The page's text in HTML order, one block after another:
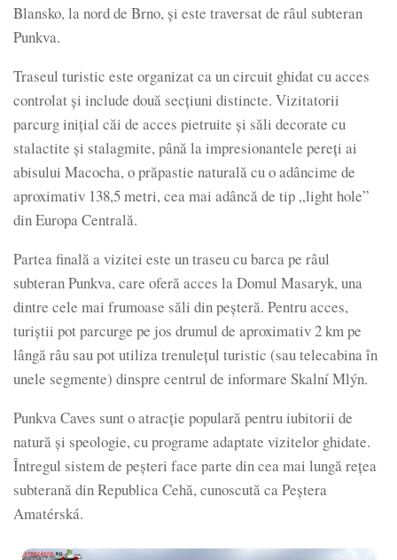
Blansko, la nord de Brno, şi este traversat de râul subteran
Punkva.
Traseul turistic este organizat ca un circuit ghidat cu acces
controlat şi include două secţiuni distincte. Vizitatorii
parcurg iniţial căi de acces pietruite şi săli decorate cu
stalactite şi stalagmite, până la impresionantele pereţi ai
abisului Macocha, o prăpastie naturală cu o adâncime de
aproximativ 138,5 metri, cea mai adâncă de tip „light hole”
din Europa Centrală.
Partea finală a vizitei este un traseu cu barca pe râul
subteran Punkva, care oferă acces la Domul Masaryk, una
dintre cele mai frumoase săli din peşteră. Pentru acces,
turiştii pot parcurge pe jos drumul de aproximativ 2 km pe
lângă râu sau pot utiliza trenuleţul turistic (sau telecabina în
unele segmente) dinspre centrul de informare Skalní Mlýn.
Punkva Caves sunt o atracţie populară pentru iubitorii de
natură şi speologie, cu programe adaptate vizitelor ghidate.
Întregul sistem de peşteri face parte din cea mai lungă reţea
subterană din Republica Cehă, cunoscută ca Peştera
Amatérská.